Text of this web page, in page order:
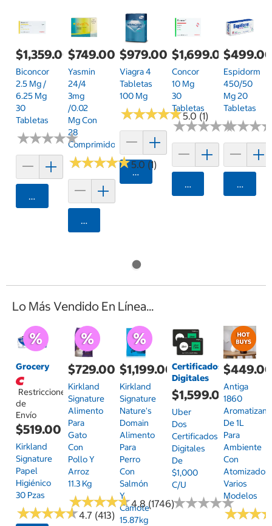
$1,359.00
Biconcor
2.5 Mg /
6.25 Mg
30
Tabletas
★★★★★
★★★★★
Agregar
$749.00
Yasmin
24/4
3mg
/0.02
Mg Con
28
Comprimidos
★★★★★
★★★★★5.0 (1)
Agregar
$979.00
Viagra 4
Tabletas
100 Mg
★★★★★
★★★★★5.0 (1)
Agregar
$1,699.00
Concor
10 Mg
30
Tabletas
★★★★★
★★★★★
Agregar
Espidorm
450/50
Mg 20
Tabletas
★★★
★★★
Lo Más Vendido En Línea...
Grocery
Restricciones
de
Envío
$519.00
Kirkland
Signature
Papel
Higiénico
30 Pzas
★★★★★
★★★★★4.7 (413)
$729.00
Kirkland
Signature
Alimento
Para
Gato
Con
Pollo Y
Arroz
11.3 Kg
★★★★★
★★★★★4.8 (1746)
$1,199.00
Kirkland
Signature
Nature's
Domain
Alimento
Para
Perro
Con
Salmón
Y
Camote
15.87kg
Certificados
Digitales
$1,599.00
Uber
Dos
Certificados
Digitales
De
$1,000
C/u
★★★★★
★★★★★
Antiga
1860
De 1L
Para
Ambiente
Con
Atomizador,
Varios
Modelos
★★★
★★★